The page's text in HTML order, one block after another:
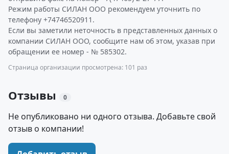
Режим работы СИЛАН ООО рекомендуем уточнить по
телефону +74746520911.
Если вы заметили неточность в представленных данных о
компании СИЛАН ООО, сообщите нам об этом, указав при
обращении ее номер - № 585302.
Страница организации просмотрена: 101 раз
Отзывы 0
Не опубликовано ни одного отзыва. Добавьте свой
отзыв о компании!